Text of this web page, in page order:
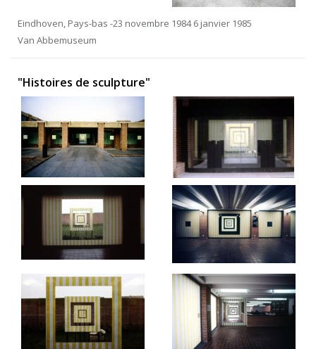
Eindhoven, Pays-bas -23 novembre 1984 6 janvier 1985
Van Abbemuseum
"Histoires de sculpture"